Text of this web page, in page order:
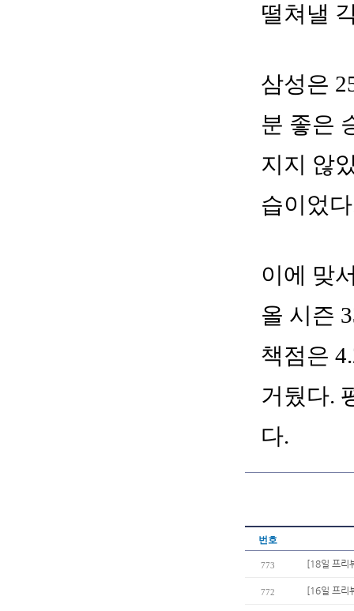
떨쳐낼
삼성은
분 좋은
지지 않
습이었
이에 맞
올 시즌
책점은
거뒀다.
다.
번호
773 [18일 프리
772 [16일 프리